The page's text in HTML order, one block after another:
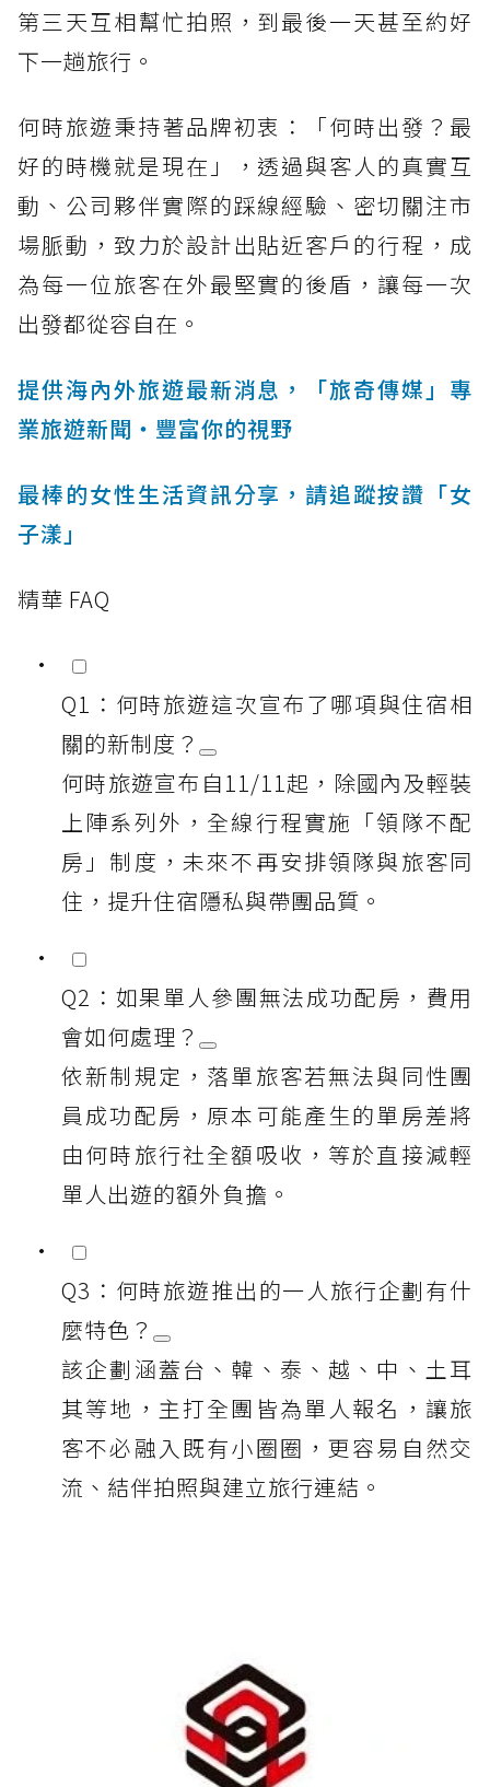
第三天互相幫忙拍照，到最後一天甚至約好
下一趟旅行。
何時旅遊秉持著品牌初衷：「何時出發？最
好的時機就是現在」，透過與客人的真實互
動、公司夥伴實際的踩線經驗、密切關注市
場脈動，致力於設計出貼近客戶的行程，成
為每一位旅客在外最堅實的後盾，讓每一次
出發都從容自在。
提供海內外旅遊最新消息，「旅奇傳媒」專
業旅遊新聞‧豐富你的視野
最棒的女性生活資訊分享，請追蹤按讚「女
子漾」
精華 FAQ
Q1：何時旅遊這次宣布了哪項與住宿相
關的新制度？
何時旅遊宣布自11/11起，除國內及輕裝
上陣系列外，全線行程實施「領隊不配
房」制度，未來不再安排領隊與旅客同
住，提升住宿隱私與帶團品質。
Q2：如果單人參團無法成功配房，費用
會如何處理？
依新制規定，落單旅客若無法與同性團
員成功配房，原本可能產生的單房差將
由何時旅行社全額吸收，等於直接減輕
單人出遊的額外負擔。
Q3：何時旅遊推出的一人旅行企劃有什
麼特色？
該企劃涵蓋台、韓、泰、越、中、土耳
其等地，主打全團皆為單人報名，讓旅
客不必融入既有小圈圈，更容易自然交
流、結伴拍照與建立旅行連結。